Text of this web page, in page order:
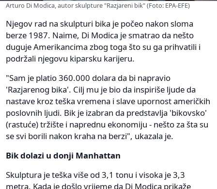
Arturo Di Modica, autor skulpture "Razjareni bik" (Foto: EPA-EFE)
Njegov rad na skulpturi bika je počeo nakon sloma
berze 1987. Naime, Di Modica je smatrao da nešto
duguje Amerikancima zbog toga što su ga prihvatili i
podržali njegovu kiparsku karijeru.
"Sam je platio 360.000 dolara da bi napravio
'Razjarenog bika'. Cilj mu je bio da inspiriše ljude da
nastave kroz teška vremena i slave upornost američkih
poslovnih ljudi. Bik je izabran da predstavlja 'bikovsko'
(rastuće) tržište i naprednu ekonomiju - nešto za šta su
se svi borili nakon kraha na berzi", ukazala je.
Bik dolazi u donji Manhattan
Skulptura je teška više od 3,1 tonu i visoka je 3,3
metra. Kada je došlo vrijeme da Di Modica prikaže